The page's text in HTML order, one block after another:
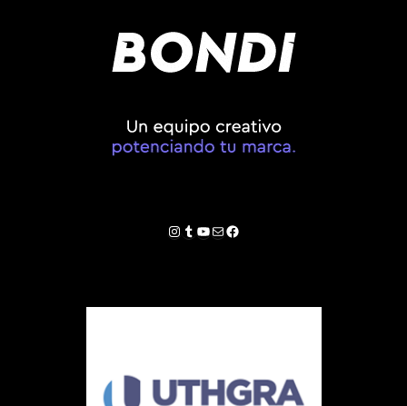
Instagram
Tumblr
YouTube
Correo electrónico
Facebook